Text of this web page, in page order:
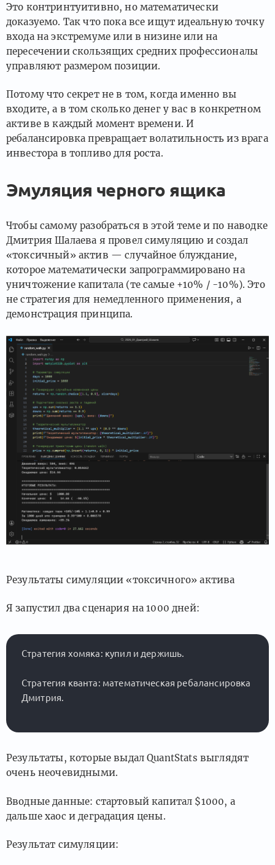
Это контринтуитивно, но математически
доказуемо. Так что пока все ищут идеальную точку
входа на экстремуме или в низине или на
пересечении скользящих средних профессионалы
управляют размером позиции.
Потому что секрет не в том, когда именно вы
входите, а в том сколько денег у вас в конкретном
активе в каждый момент времени. И
ребалансировка превращает волатильность из врага
инвестора в топливо для роста.
Эмуляция черного ящика
Чтобы самому разобраться в этой теме и по наводке
Дмитрия Шалаева я провел симуляцию и создал
«токсичный» актив — случайное блуждание,
которое математически запрограммировано на
уничтожение капитала (те самые +10% / -10%). Это
не стратегия для немедленного применения, а
демонстрация принципа.
Результаты симуляции «токсичного» актива
Я запустил два сценария на 1000 дней:
Стратегия хомяка: купил и держишь.
Стратегия кванта: математическая ребалансировка
Дмитрия.
Результаты, которые выдал QuantStats выглядят
очень неочевидными.
Вводные данные: стартовый капитал $1000, а
дальше хаос и деградация цены.
Результат симуляции: